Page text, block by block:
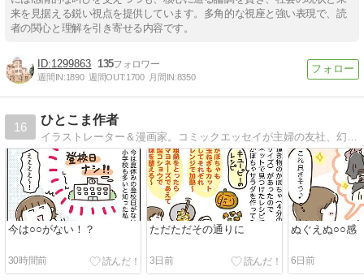
来を見据える鋭い視点を提供しています。多角的な視座と強い表現で、読
者の関心と理解を引き寄せる内容です。
1299863 135
週間IN:1890 週間OUT:1700 月間IN:8350
16
ひとこま作者
今は○○がない！？
30時間前
ただただその通りに
3日前
ぬぐえぬ○○感
6日前